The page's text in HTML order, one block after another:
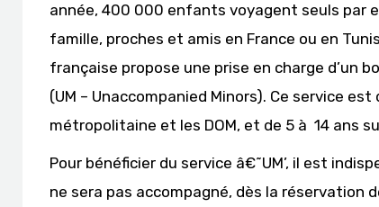
année, 400 000 enfants voyagent seuls par
famille, proches et amis en France ou en
française propose une prise en charge d’un
(UM – Unaccompanied Minors). Ce service
métropolitaine et les DOM, et de 5 à 14 ans
Pour bénéficier du service â€˜UM’, il est
ne sera pas accompagné, dès la réservation